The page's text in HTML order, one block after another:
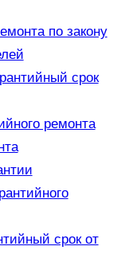
по закону
срок
ремонта
срок от